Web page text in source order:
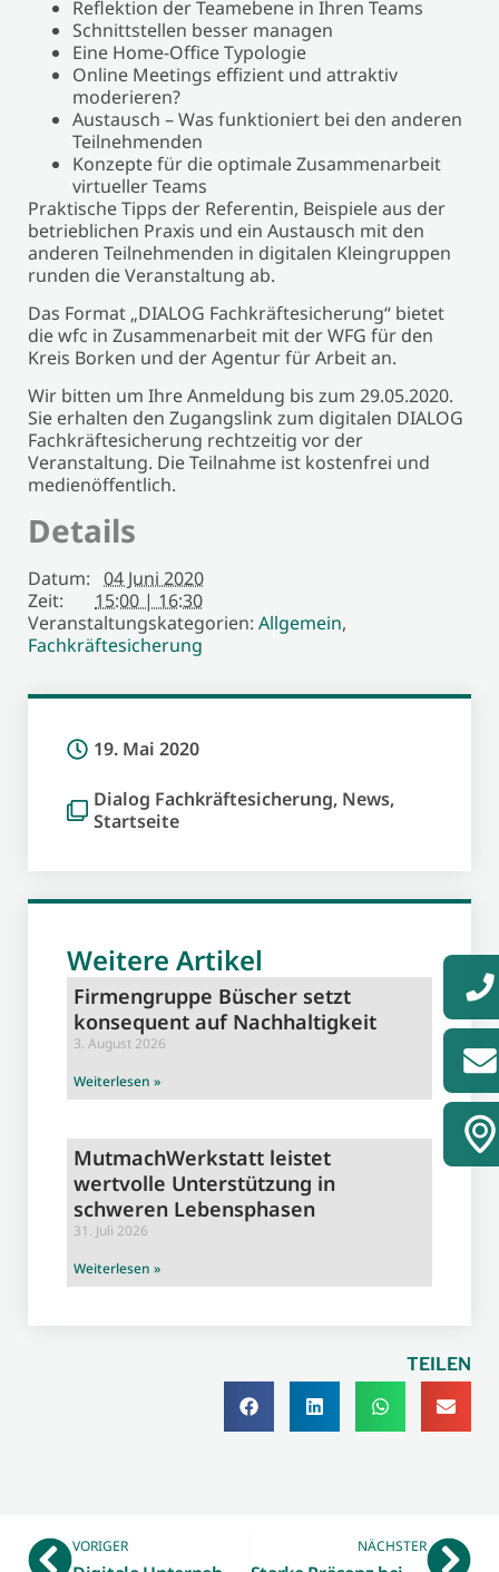
Reflektion der Teamebene in Ihren Teams
Schnittstellen besser managen
Eine Home-Office Typologie
Online Meetings effizient und attraktiv
moderieren?
Austausch – Was funktioniert bei den anderen
Teilnehmenden
Konzepte für die optimale Zusammenarbeit
virtueller Teams
Praktische Tipps der Referentin, Beispiele aus der
betrieblichen Praxis und ein Austausch mit den
anderen Teilnehmenden in digitalen Kleingruppen
runden die Veranstaltung ab.
Das Format „DIALOG Fachkräftesicherung“ bietet
die wfc in Zusammenarbeit mit der WFG für den
Kreis Borken und der Agentur für Arbeit an.
Wir bitten um Ihre Anmeldung bis zum 29.05.2020.
Sie erhalten den Zugangslink zum digitalen DIALOG
Fachkräftesicherung rechtzeitig vor der
Veranstaltung. Die Teilnahme ist kostenfrei und
medienöffentlich.
Details
Datum: 04 Juni 2020
Zeit: 15:00 | 16:30
Veranstaltungskategorien: Allgemein,
Fachkräftesicherung
19. Mai 2020
Dialog Fachkräftesicherung, News,
Startseite
Weitere Artikel
Firmengruppe Büscher setzt
konsequent auf Nachhaltigkeit
3. August 2026
Weiterlesen »
MutmachWerkstatt leistet
wertvolle Unterstützung in
schweren Lebensphasen
31. Juli 2026
Weiterlesen »
TEILEN
VORIGER NÄCHSTER